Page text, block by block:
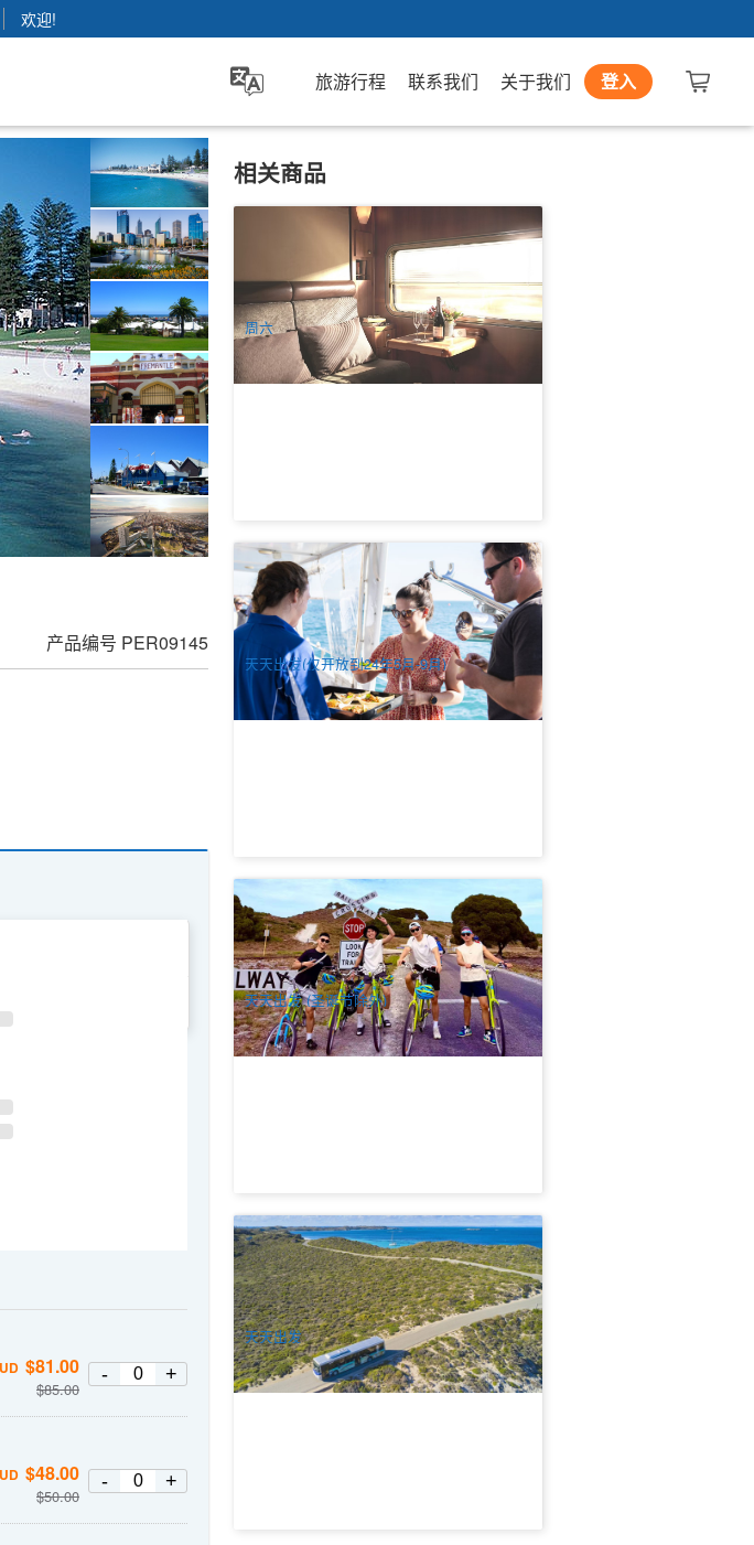
欢迎!
旅游行程 联系我们 关于我们 登入
产品编号 PER09145
$81.00
$85.00
- +
$48.00
$50.00
- +
相关商品
印度太平洋火车(Indian Pacific)：珀斯→
悉尼5天4晚全景豪华铁路探险一票全包式
铁路游体验+豪华卧舖+全程餐饮 | 珀斯出
发(英文)
118 已预订
AUD $3,790.00
PER09777
周六
西澳大利亚 布鲁姆 | 日落海鲜游船、珍珠
农场
45 已预订
$340.00 $349.00
PER09420
天天出发(仅开放到24年5月-9月)
罗特尼斯岛(Rottnest Island)骑行环岛一日
游｜SeaLink船票+自行车｜双港口出发
(Fremantle或珀斯) (英文)
292 已预订
AUD $121.00 $127.00
PER09011
天天出发 (圣诞节除外)
罗特尼斯特岛 | 随上随下巴士通行票和渡
轮一日套票
518 已预订
AUD $118.00 $120.00
PER09331
天天出发